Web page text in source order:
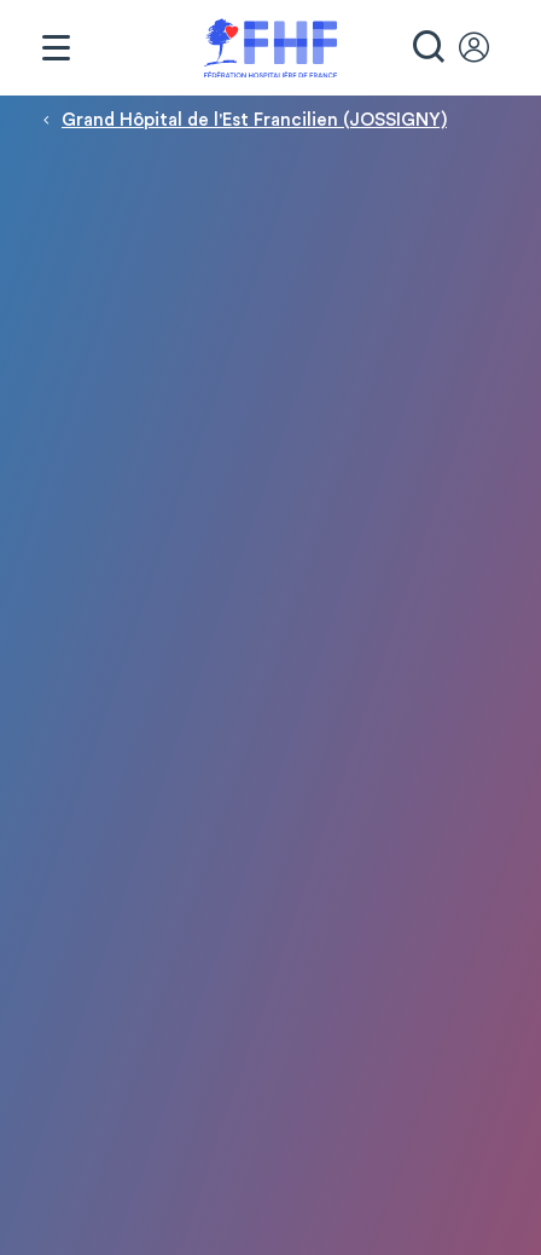
Fil d'Ariane
Grand Hôpital de l'Est Francilien (JOSSIGNY)
Panneau de gestion des cookies